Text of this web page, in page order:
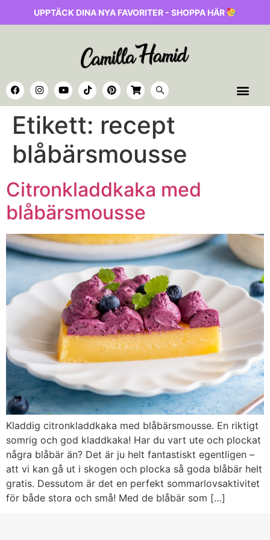
UPPTÄCK DINA NYA FAVORITER - SHOPPA HÄR
Etikett: recept
blåbärsmousse
Citronkladdkaka med
blåbärsmousse
Kladdig citronkladdkaka med blåbärsmousse. En riktigt
somrig och god kladdkaka! Har du vart ute och plockat
några blåbär än? Det är ju helt fantastiskt egentligen –
att vi kan gå ut i skogen och plocka så goda blåbär helt
gratis. Dessutom är det en perfekt sommarlovsaktivitet
för både stora och små! Med de blåbär som […]